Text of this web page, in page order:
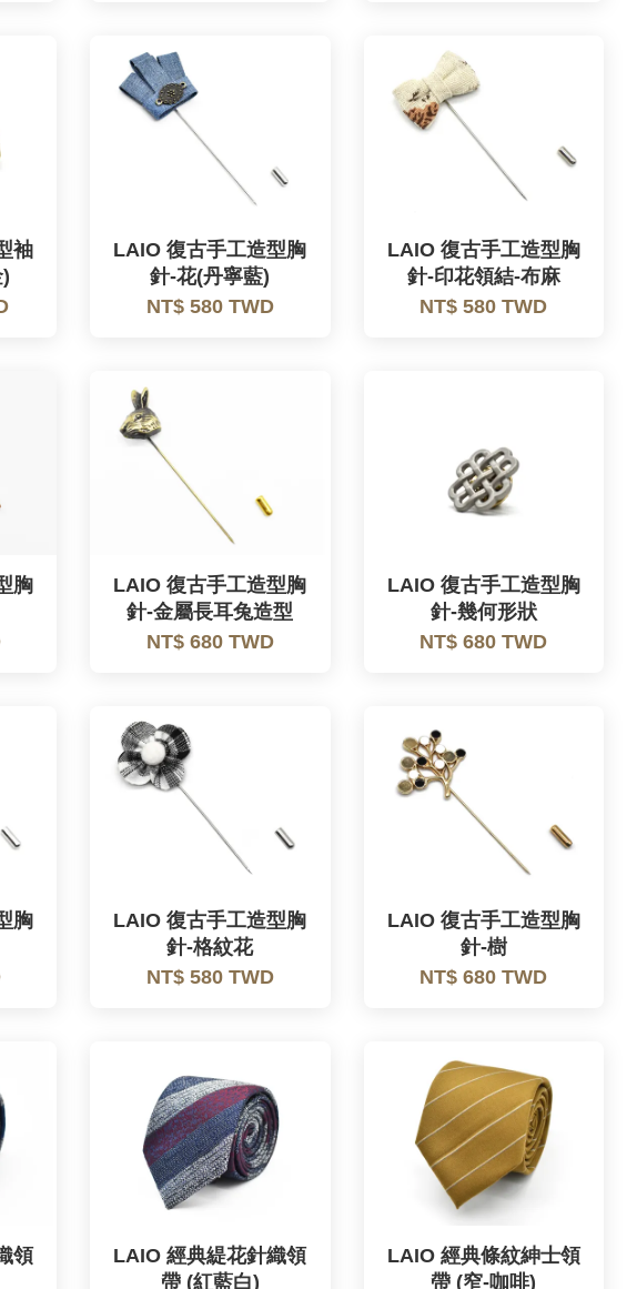
袖
LAIO 復古手工造型胸
針-花(丹寧藍)
NT$ 580 TWD
LAIO 復古手工造型胸
針-印花領結-布麻
NT$ 580 TWD
胸
LAIO 復古手工造型胸
針-金屬長耳兔造型
NT$ 680 TWD
LAIO 復古手工造型胸
針-幾何形狀
NT$ 680 TWD
胸
LAIO 復古手工造型胸
針-格紋花
NT$ 580 TWD
LAIO 復古手工造型胸
針-樹
NT$ 680 TWD
領
LAIO 經典緹花針織領
帶 (紅藍白)
LAIO 經典條紋紳士領
帶 (窄-咖啡)